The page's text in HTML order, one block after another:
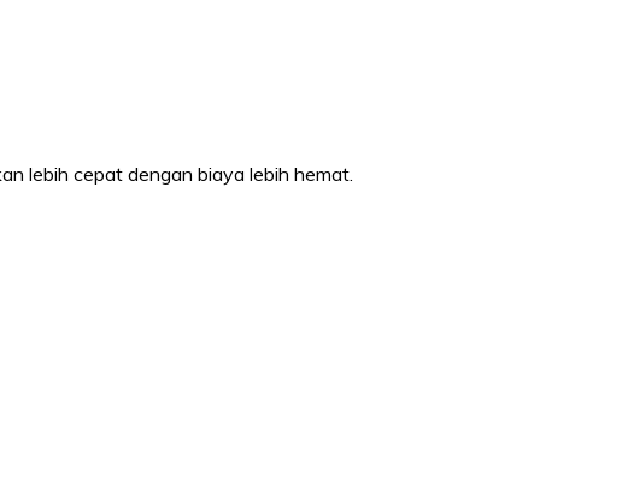
lebih cepat dengan biaya lebih hemat.